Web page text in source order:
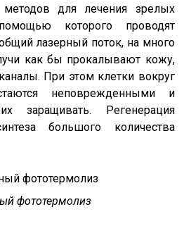
для лечения зрелых
которого проводят
лазерный поток, на много
как бы прокалывают кожу,
При этом клетки вокруг
неповрежденными и
заращивать. Регенерация
большого количества
фототермолиз